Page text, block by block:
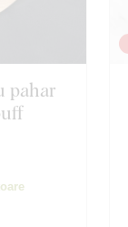
pahar